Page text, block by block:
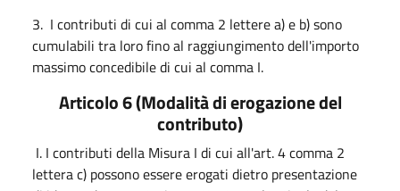
3. I contributi di cui al comma 2 lettere a) e b) sono
cumulabili tra loro fino al raggiungimento dell'importo
massimo concedibile di cui al comma I.
Articolo 6 (Modalità di erogazione del
contributo)
I. I contributi della Misura I di cui all'art. 4 comma 2
lettera c) possono essere erogati dietro presentazione